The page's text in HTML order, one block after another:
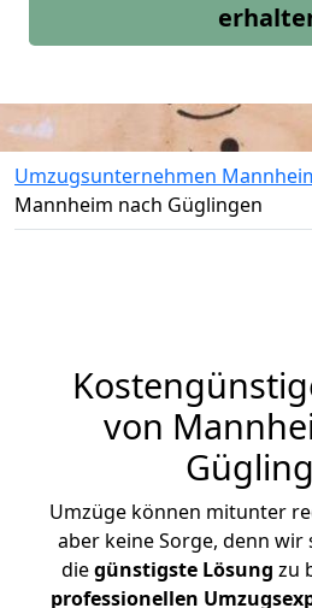
Umzugsunternehmen
Mannheim nach Güglingen
von
Umzüge können mitunter
aber keine Sorge, denn wir
diegünstigste Lösung zu
professionellen